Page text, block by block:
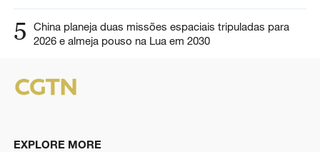
5
China planeja duas missões espaciais tripuladas para
2026 e almeja pouso na Lua em 2030
EXPLORE MORE